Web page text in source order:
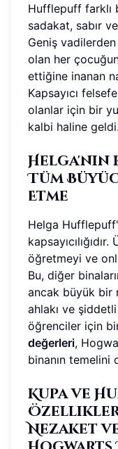
Hufflepuff farklı
sadakat, sabır
Geniş
olan her
ettiğine inanan
Kapsayıcı
olanlar için bir
kalbi haline geldi.
Helga'nın
Tüm
Etme
Helga
öğretmeyi ve
Bu, diğer
ancak büyük bir
ahlakı ve
öğrenciler için
değerleri,
binanın temelini
Kupa ve
Nezaket